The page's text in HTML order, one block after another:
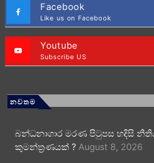
Facebook
Like us on Facebook
Youtube
Subscribe US
නවතම
බන්ධනාගාර මරණ පිටුපස හදිසි
කුමන්ත්‍රණයක් ? August 8, 2026